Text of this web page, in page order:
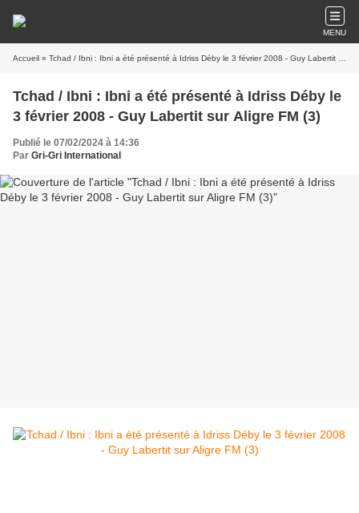
MENU
Accueil » Tchad / Ibni : Ibni a été présenté à Idriss Déby le 3 février 2008 - Guy Labertit sur Aligre FM (3)
Tchad / Ibni : Ibni a été présenté à Idriss Déby le
3 février 2008 - Guy Labertit sur Aligre FM (3)
Publié le 07/02/2024 à 14:36
Par Gri-Gri International